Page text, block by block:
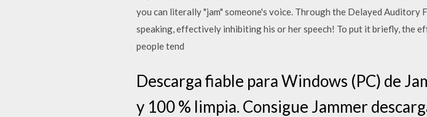
you can literally "jam" someone's voice. Through the Delayed
speaking, effectively inhibiting his or her speech! To put it briefly, the
people tend
Descarga fiable para Windows (PC) de
y 100 % limpia. Consigue Jammer